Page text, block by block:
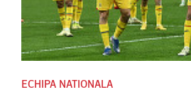
ECHIPA NATIONALA